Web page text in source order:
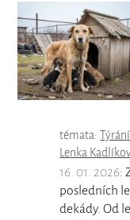
témata:
Lenka
16. 01. 2026:
posledních
dekády. Od